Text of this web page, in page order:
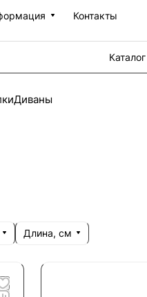
Контакты
Каталог
Диваны
Длина, см